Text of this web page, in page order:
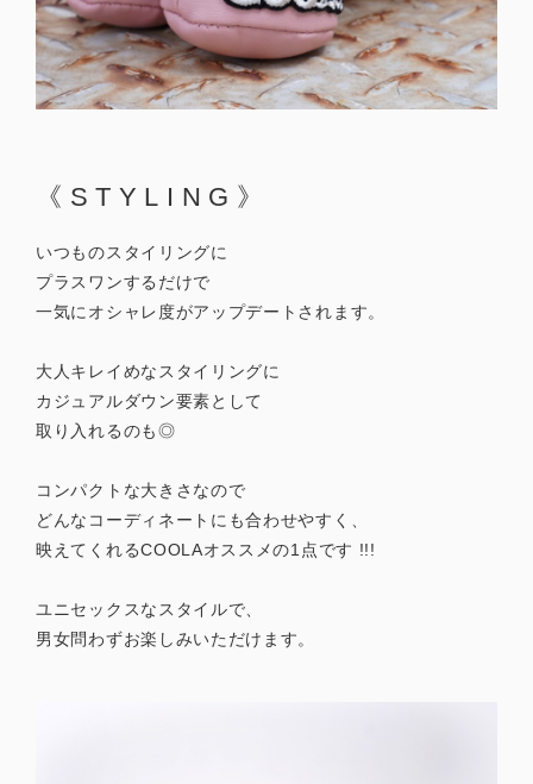
《STYLING》
いつものスタイリングに
プラスワンするだけで
一気にオシャレ度がアップデートされます。
大人キレイめなスタイリングに
カジュアルダウン要素として
取り入れるのも◎
コンパクトな大きさなので
どんなコーディネートにも合わせやすく、
映えてくれるCOOLAオススメの1点です !!!
ユニセックスなスタイルで、
男女問わずお楽しみいただけます。